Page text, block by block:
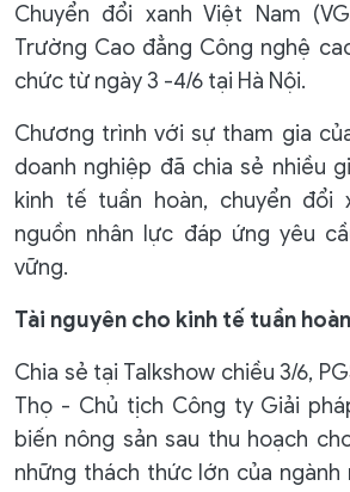
Chuyển đổi xanh Việt Nam
Trường Cao đẳng Công nghệ
chức từ ngày 3 -4/6 tại Hà Nội.
Chương trình với sự tham gia
doanh nghiệp đã chia sẻ nhiều
kinh tế tuần hoàn, chuyển đổi
nguồn nhân lực đáp ứng yêu
vững.
Tài nguyên cho kinh tế tuần hoàn
Chia sẻ tại Talkshow chiều 3/6,
Thọ - Chủ tịch Công ty Giải
biến nông sản sau thu hoạch
những thách thức lớn của ngành